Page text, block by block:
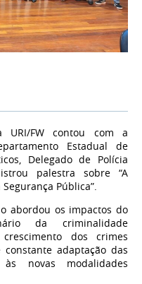
URI/FW contou com a
Estadual de
Delegado de Polícia
palestra sobre “A
Pública”.
abordou os impactos do
da criminalidade
dos crimes
adaptação das
novas modalidades